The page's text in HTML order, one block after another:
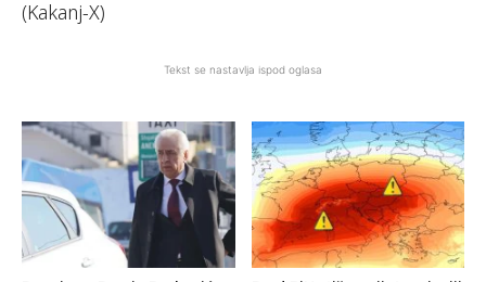
(Kakanj-X)
Tekst se nastavlja ispod oglasa